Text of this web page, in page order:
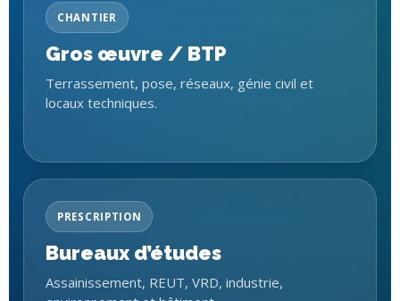
CHANTIER
Gros œuvre / BTP
Terrassement, pose, réseaux, génie civil et
locaux techniques.
PRESCRIPTION
Bureaux d’études
Assainissement, REUT, VRD, industrie,